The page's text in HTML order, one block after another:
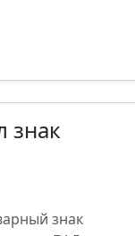
знак
знак